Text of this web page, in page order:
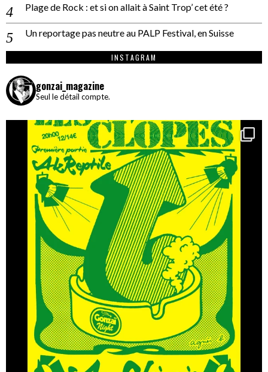
Plage de Rock : et si on allait à Saint Trop’ cet été ?
Un reportage pas neutre au PALP Festival, en Suisse
INSTAGRAM
gonzai_magazine
Seul le détail compte.